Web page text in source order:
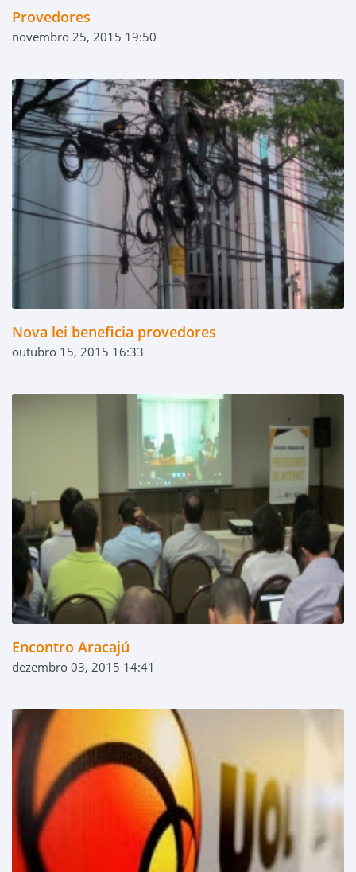
Provedores
novembro 25, 2015 19:50
Nova lei beneficia provedores
outubro 15, 2015 16:33
Encontro Aracajú
dezembro 03, 2015 14:41